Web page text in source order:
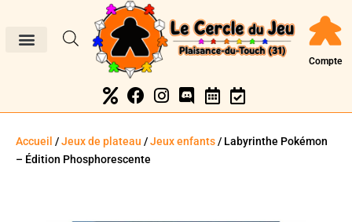
Compte
Accueil /Jeux de plateau /Jeux enfants/ Labyrinthe Pokémon
– Édition Phosphorescente